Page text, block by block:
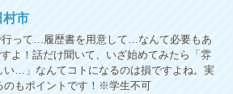
村市
行って…履歴書を用意して…なんて必要もあ
よ！話だけ聞いて、いざ始めてみたら「雰
…」なんてコトになるのは損ですよね。実
のもポイントです！※学生不可